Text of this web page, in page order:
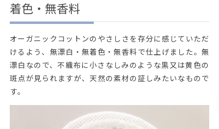
着色・無香料
オーガニックコットンのやさしさを存分に感じていただ
けるよう、無漂白・無着色・無香料で仕上げました。無
漂白なので、不織布に小さなしみのような黒又は黄色の
斑点が見られますが、天然の素材の証しみたいなもので
す。